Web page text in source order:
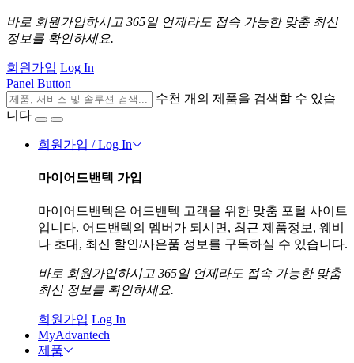
바로 회원가입하시고 365일 언제라도 접속 가능한 맞춤 최신
정보를 확인하세요.
회원가입 Log In
Panel Button
수천 개의 제품을 검색할 수 있습
니다
회원가입 / Log In
마이어드밴텍 가입
마이어드밴텍은 어드밴텍 고객을 위한 맞춤 포털 사이트
입니다. 어드밴텍의 멤버가 되시면, 최근 제품정보, 웨비
나 초대, 최신 할인/사은품 정보를 구독하실 수 있습니다.
바로 회원가입하시고 365일 언제라도 접속 가능한 맞춤
최신 정보를 확인하세요.
회원가입 Log In
MyAdvantech
제품